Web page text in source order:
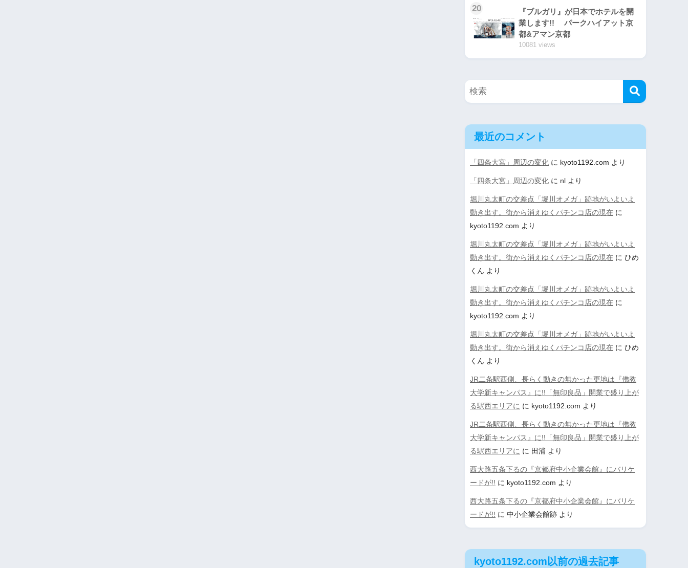
20
『ブルガリ』が日本でホテルを開
業します!! パークハイアット京
都&アマン京都
10081 views
最近のコメント
「四条大宮」周辺の変化 に kyoto1192.com より
「四条大宮」周辺の変化 に nl より
堀川丸太町の交差点「堀川オメガ」跡地がいよいよ
動き出す。街から消えゆくパチンコ店の現在 に
kyoto1192.com より
堀川丸太町の交差点「堀川オメガ」跡地がいよいよ
動き出す。街から消えゆくパチンコ店の現在 に ひめ
くん より
堀川丸太町の交差点「堀川オメガ」跡地がいよいよ
動き出す。街から消えゆくパチンコ店の現在 に
kyoto1192.com より
堀川丸太町の交差点「堀川オメガ」跡地がいよいよ
動き出す。街から消えゆくパチンコ店の現在 に ひめ
くん より
JR二条駅西側、長らく動きの無かった更地は『佛教
大学新キャンパス』に!!「無印良品」開業で盛り上が
る駅西エリアに に kyoto1192.com より
JR二条駅西側、長らく動きの無かった更地は『佛教
大学新キャンパス』に!!「無印良品」開業で盛り上が
る駅西エリアに に 田浦 より
西大路五条下るの『京都府中小企業会館』にバリケ
ードが!! に kyoto1192.com より
西大路五条下るの『京都府中小企業会館』にバリケ
ードが!! に 中小企業会館跡 より
kyoto1192.com以前の過去記事